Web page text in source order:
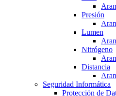
Presión
Lumen
Nitrógeno
Distancia
Seguridad Informática
Protección de